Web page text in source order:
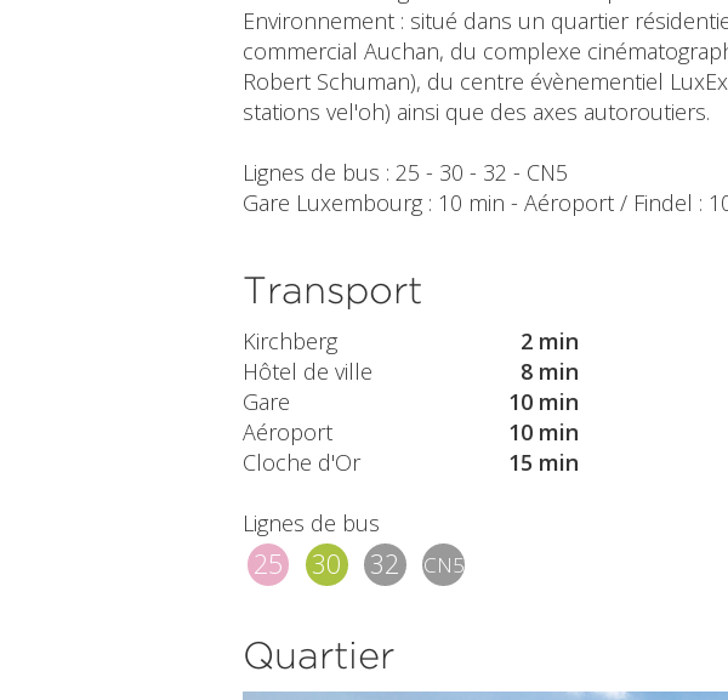
Environnement : situé dans un quartier
commercial Auchan, du complexe
Robert Schuman), du centre évènementiel
stations vel'oh) ainsi que des axes autoroutiers.
Lignes de bus : 25 - 30 - 32 - CN5
Gare Luxembourg : 10 min - Aéroport / Findel :
Transport
Kirchberg
2 min
Hôtel de ville
8 min
Gare
10 min
Aéroport
10 min
Cloche d'Or
15 min
Lignes de bus
25 30 32 CN5
Quartier